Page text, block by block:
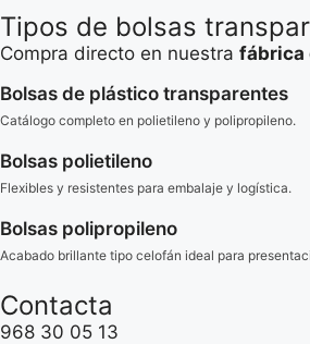
Tipos de bolsas
Compra directo en nuestra fábrica
Bolsas de plástico transparentes
Catálogo completo en polietileno y polipropileno.
Bolsas polietileno
Flexibles y resistentes para embalaje y logística.
Bolsas polipropileno
Acabado brillante tipo celofán ideal para
Contacta
968 30 05 13